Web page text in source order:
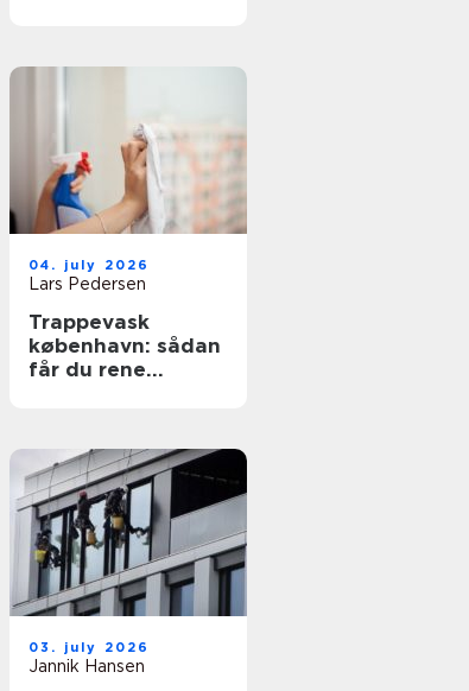
04. july 2026
Lars Pedersen
Trappevask
københavn: sådan
får du rene
03. july 2026
Jannik Hansen